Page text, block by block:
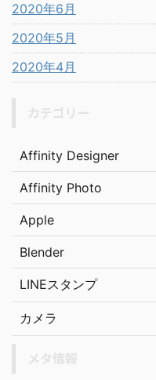
2020年6月
2020年5月
2020年4月
Affinity Designer
Affinity Photo
Apple
Blender
LINEスタンプ
カメラ